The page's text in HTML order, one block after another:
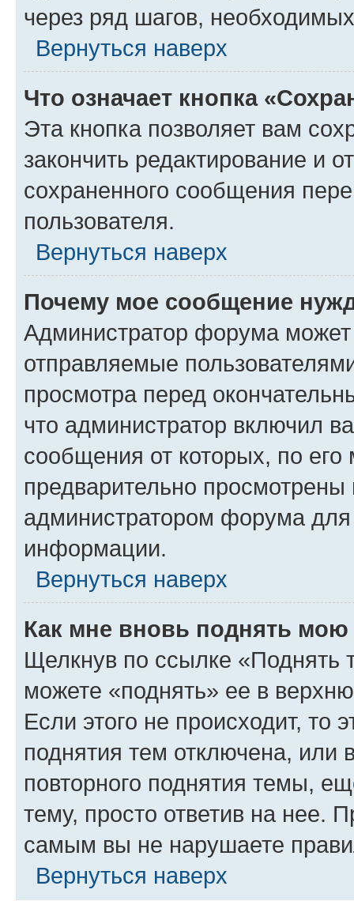
через ряд шагов,
Вернуться наверх
Что означает кнопка
Эта кнопка позволяет вам
закончить редактирование и
сохраненного сообщения
пользователя.
Вернуться наверх
Почему мое сообщение
Администратор форума
отправляемые
просмотра перед
что администратор включил
сообщения от которых, по
предварительно
администратором форума
информации.
Вернуться наверх
Как мне вновь поднять мою
Щелкнув по ссылке «Поднять
можете «поднять» ее в
Если этого не происходит, то
поднятия тем отключена, или
повторного поднятия темы,
тему, просто ответив на нее.
самым вы не нарушаете
Вернуться наверх